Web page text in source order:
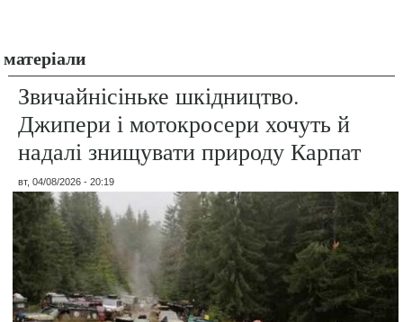
матеріали
Звичайнісіньке шкідництво.
Джипери і мотокросери хочуть й
надалі знищувати природу Карпат
вт, 04/08/2026 - 20:19